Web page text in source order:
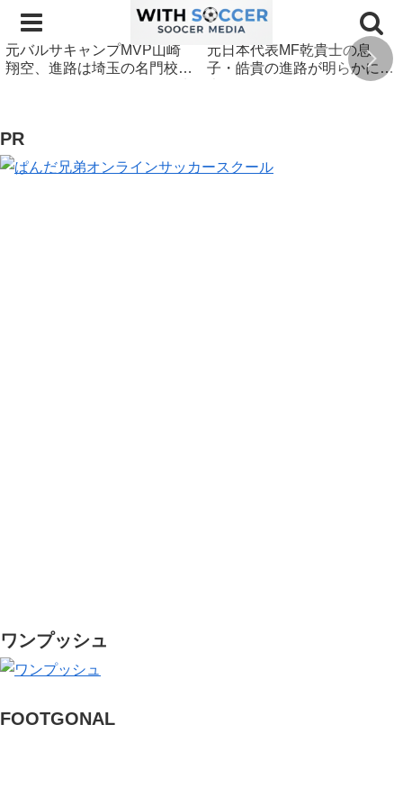
元バルサキャンプMVP山崎
翔空、進路は埼玉の名門校！
元日本代表MF乾貴士の息
子・皓貴の進路が明らかに！
PR
ワンプッシュ
FOOTGONAL